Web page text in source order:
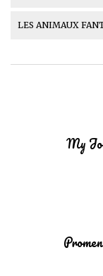
LES ANIMAUX
My